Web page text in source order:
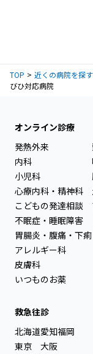
TOP 近くの病院を探す
びひ対応病院
オンライン診療
発熱外来
内科
小児科
心療内科・精神科
こどもの発達相談
不眠症・睡眠障害
胃腸炎・腹痛・下痢
アレルギー科
皮膚科
いつものお薬
救急往診
北海道
東京
愛知
大阪
福岡